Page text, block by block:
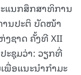
ນກສຶກສາທິການ
ານປະຕິ ບັດໜ້າ
ງຊາດ ຄັ້ງທີ XII
ະຊຸມວ່າ: ວຽກທີ່
ພື່ອແນະນໍາກໍາມະ